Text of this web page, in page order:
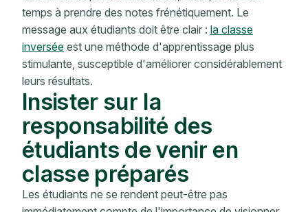
temps à prendre des notes frénétiquement. Le
message aux étudiants doit être clair : la classe
inversée est une méthode d'apprentissage plus
stimulante, susceptible d'améliorer considérablement
leurs résultats.
Insister sur la
responsabilité des
étudiants de venir en
classe préparés
Les étudiants ne se rendent peut-être pas